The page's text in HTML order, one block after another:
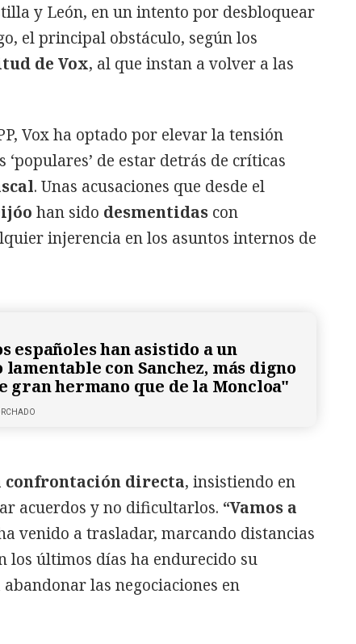
y León, en un intento por desbloquear
el principal obstáculo, según los
de Vox, al que instan a volver a las
Vox ha optado por elevar la tensión
de estar detrás de críticas
. Unas acusaciones que desde el
han sido desmentidas con
injerencia en los asuntos internos de
españoles han asistido a un
lamentable con Sanchez, más digno
gran hermano que de la Moncloa"
confrontación directa, insistiendo en
acuerdos y no dificultarlos. “Vamos a
venido a trasladar, marcando distancias
los últimos días ha endurecido su
las negociaciones en